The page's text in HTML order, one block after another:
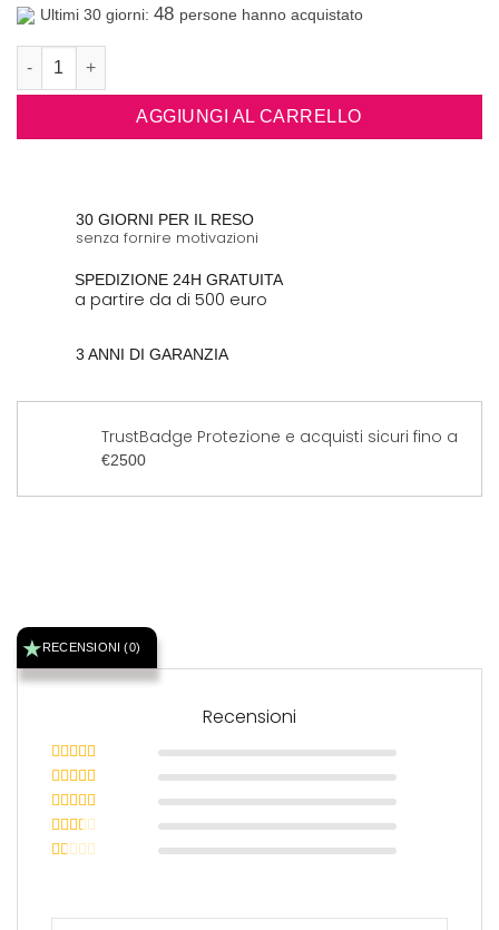
Ultimi 30 giorni: 48 persone hanno acquistato
Cartuccia a 14 aghi per il dispositivo CollagenBoost quantità
AGGIUNGI AL CARRELLO
30 GIORNI PER IL RESO
senza fornire motivazioni
SPEDIZIONE 24H GRATUITA
a partire da di 500 euro
3 ANNI DI GARANZIA
TrustBadge Protezione e acquisti sicuri fino a
€2500
RECENSIONI (0)
Recensioni
Valutato
su 5
Valutato
4su 5
Valutato
3su 5
Valutato
5